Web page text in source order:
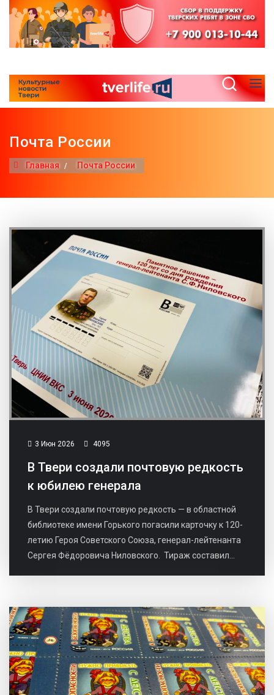
Почта России
Главная Почта России
3 Июн 2026 4095
В Твери создали почтовую редкость
к юбилею генерала
В Твери создали почтовую редкость — в областной
библиотеке имени Горького погасили карточку к 120-
летию Героя Советского Союза, генерал-лейтенанта
Сергея Фёдоровича Ниловского. Тираж составил...